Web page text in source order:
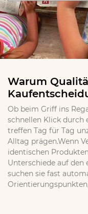
Warum
Ob beim Griff ins
schnellen Klick durch
treffen Tag für Tag
Alltag prägen.Wenn
identischen
Unterschiede auf den
suchen sie fast